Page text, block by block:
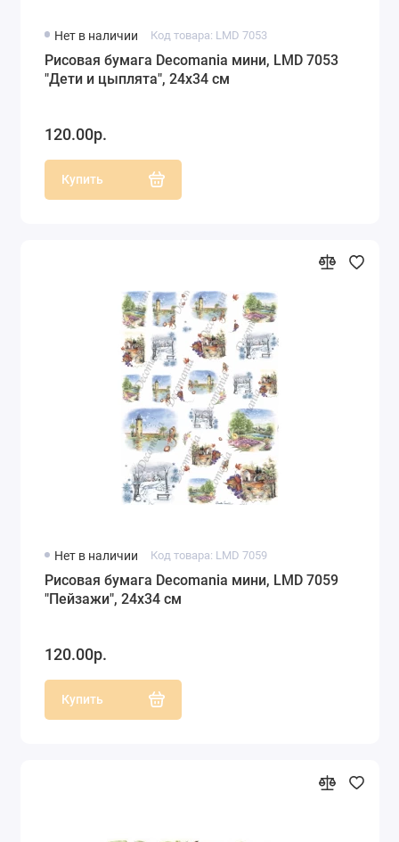
Нет в наличии Код товара: LMD 7053
Рисовая бумага Decomania мини, LMD 7053
"Дети и цыплята", 24х34 см
120.00р.
Купить
Нет в наличии Код товара: LMD 7059
Рисовая бумага Decomania мини, LMD 7059
"Пейзажи", 24х34 см
120.00р.
Купить